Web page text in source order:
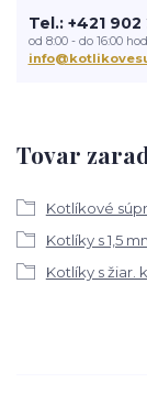
Tovar
Kotlíkové
Kotlíky s 1,5
Kotlíky s žiar.
Tel.: +421 902
od 8:00 - do 16:00 hod